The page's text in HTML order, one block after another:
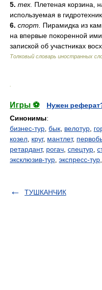
5. тех. Плетеная корзина,
используемая в
6. спорт.
Пирамидка из
на впервые покоренной
запиской об участниках
Толковый словарь иностранных
Игры ⚽
Нужен
Синонимы:
бизнес-тур бык велотур
козел круг, мантлет,
ретардант, рогач спецтур
эксклюзив-тур экспресс-тур
ТУШКАНЧИК